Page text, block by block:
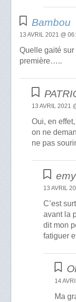
Bambou
13 AVRIL 2021 @
Quelle gaité sur
première…..
13 AVRIL 2021
Oui, en
on ne
ne pas
emy
13 AVRIL
C’est
avant la
dit mon
fatiguer
14
Ma